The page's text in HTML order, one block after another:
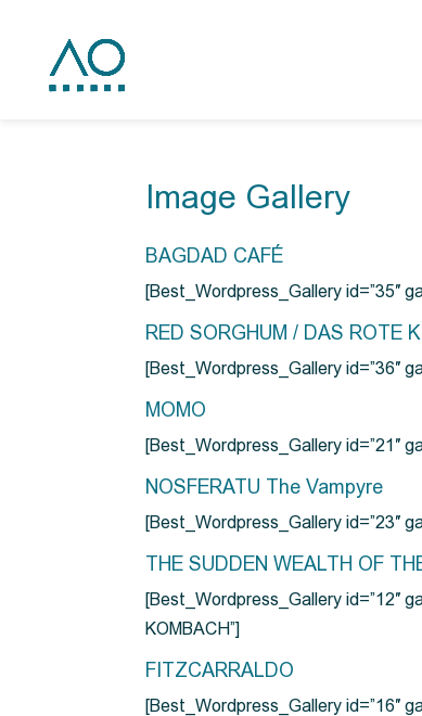
Image Gallery
BAGDAD CAFÉ
[Best_Wordpress_Gallery id=”35″
RED SORGHUM / DAS ROTE
[Best_Wordpress_Gallery id=”36″
MOMO
[Best_Wordpress_Gallery id=”21″
NOSFERATU The Vampyre
[Best_Wordpress_Gallery id=”23″
THE SUDDEN WEALTH OF
[Best_Wordpress_Gallery id=”12″
KOMBACH”]
FITZCARRALDO
[Best_Wordpress_Gallery id=”16″